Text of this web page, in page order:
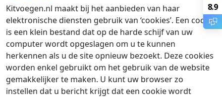
Kitvoegen.nl maakt bij het aanbieden van haar
elektronische diensten gebruik van ‘cookies’. Een cookie
is een klein bestand dat op de harde schijf van uw
computer wordt opgeslagen om u te kunnen
herkennen als u de site opnieuw bezoekt. Deze cookies
worden enkel gebruikt om het gebruik van de website
gemakkelijker te maken. U kunt uw browser zo
instellen dat u bericht krijgt dat een cookie wordt
8.9